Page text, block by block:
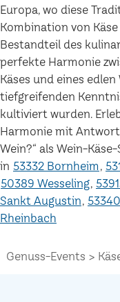
Europa, wo diese
Kombination von
Bestandteil des
perfekte Harmonie
Käses und eines
tiefgreifenden
kultiviert wurden.
Harmonie mit Antwort
Wein?“ als Wein-
in 53332 Bornheim
50389 Wesseling
Sankt Augustin
Rheinbach
Genuss-Events